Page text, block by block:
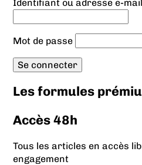
Identifiant ou adresse e-mail
Mot de passe
Les formules
Accès 48h
Tous les articles en accès
engagement